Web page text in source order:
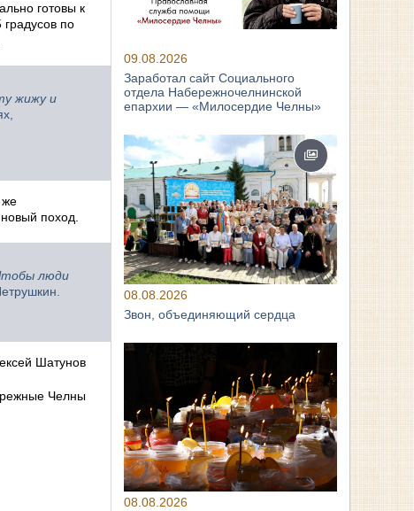
готовы к
по
жижу и
же
поход.
люди
Шатунов
Челны
09.08.2026
Заработал сайт Социального
отдела Набережночелнинской
епархии — «Милосердие Челны»
08.08.2026
Звон, объединяющий сердца
08.08.2026